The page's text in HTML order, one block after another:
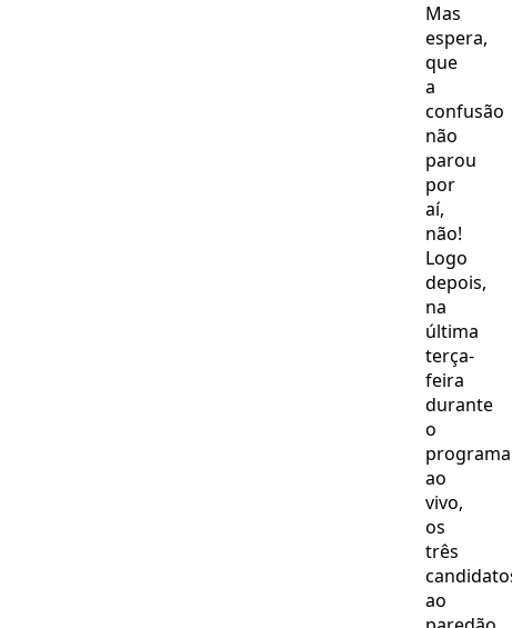
Mas
espera,
que
a
confusão
não
parou
por
aí,
não!
Logo
depois,
na
última
terça-
feira
durante
o
programa
ao
vivo,
os
três
ao